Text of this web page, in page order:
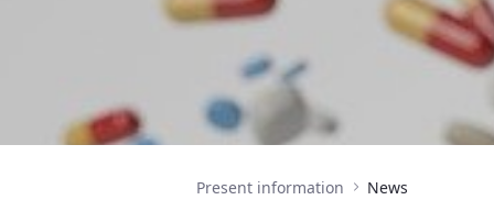
Present information News